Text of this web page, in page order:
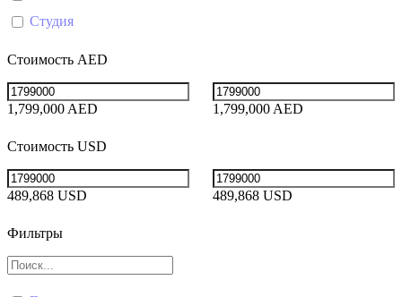
Студия
Стоимость AED
1,799,000 AED 1,799,000 AED
Стоимость USD
489,868 USD 489,868 USD
Фильтры